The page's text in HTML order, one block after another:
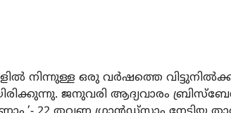
നിന്നുള്ള ഒരു വര്‍ഷത്തെ
ജനുവരി ആദ്യവാരം